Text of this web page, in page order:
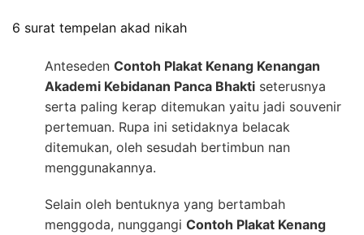
6 surat tempelan akad nikah
Anteseden Contoh Plakat Kenang Kenangan
Akademi Kebidanan Panca Bhakti seterusnya
serta paling kerap ditemukan yaitu jadi souvenir
pertemuan. Rupa ini setidaknya belacak
ditemukan, oleh sesudah bertimbun nan
menggunakannya.
Selain oleh bentuknya yang bertambah
menggoda, nunggangi Contoh Plakat Kenang